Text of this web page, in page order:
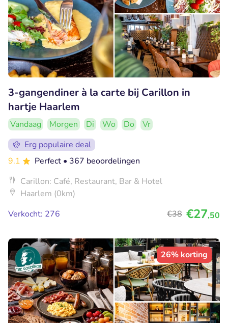
3-gangendiner à la carte bij Carillon in
hartje Haarlem
Vandaag Morgen Di Wo Do
Vr
Erg populaire deal
9.1
Perfect • 367 beoordelingen
Carillon: Café, Restaurant, Bar & Hotel
Haarlem (0km)
Verkocht: 276
€38 €27,50
26% korting